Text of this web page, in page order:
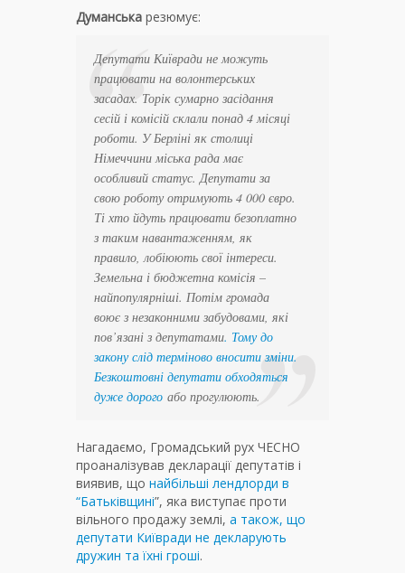
Думанська резюмує:
Депутати Київради не можуть
працювати на волонтерських
засадах. Торік сумарно засідання
сесій і комісій склали понад 4 місяці
роботи. У Берліні як столиці
Німеччини міська рада має
особливий статус. Депутати за
свою роботу отримують 4 000 євро.
Ті хто йдуть працювати безоплатно
з таким навантаженням, як
правило, лобіюють свої інтереси.
Земельна і бюджетна комісія –
найпопулярніші. Потім громада
воює з незаконними забудовами, які
пов’язані з депутатами. Тому до
закону слід терміново вносити зміни.
Безкоштовні депутати обходяться
дуже дорого або прогулюють.
Нагадаємо, Громадський рух ЧЕСНО
проаналізував декларації депутатів і
виявив, що найбільші лендлорди в
“Батьківщині”, яка виступає проти
вільного продажу землі, а також, що
депутати Київради не декларують
дружин та їхні гроші.